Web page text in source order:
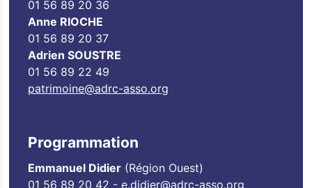
01 56 89 20 36
Anne RIOCHE
01 56 89 20 37
Adrien SOUSTRE
01 56 89 22 49
patrimoine@adrc-asso.org
Programmation
Emmanuel Didier(Région Ouest)
01 56 89 20 42 - e.didier@adrc-asso.org